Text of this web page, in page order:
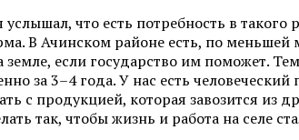
что есть потребность в
В Ачинском районе есть, по
если государство им поможет.
за 3–4 года. У нас есть
с продукцией, которая завозится из
так, чтобы жизнь и работа на селе